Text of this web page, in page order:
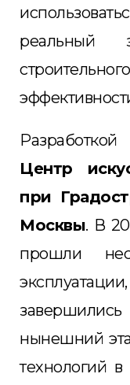
реальный
Центр
при
Москвы. В
прошли
нынешний
технологий